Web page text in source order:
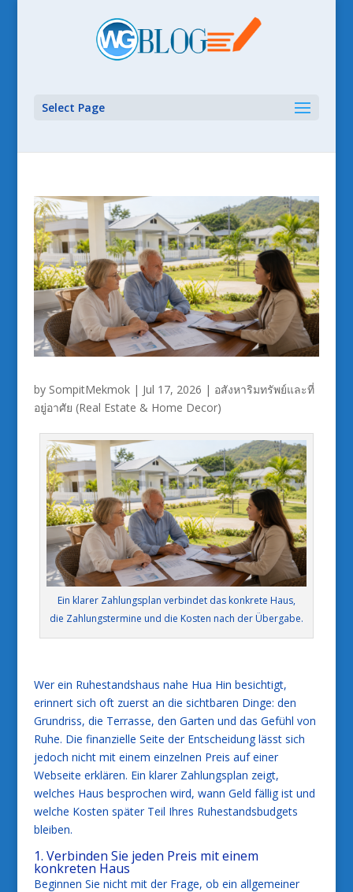
Select Page
by SompitMekmok| Jul 17, 2026 | อสังหาริมทรัพย์และที่
อยู่อาศัย (Real Estate & Home Decor)
Ein klarer Zahlungsplan verbindet das konkrete Haus,
die Zahlungstermine und die Kosten nach der Übergabe.
Wer ein Ruhestandshaus nahe Hua Hin besichtigt,
erinnert sich oft zuerst an die sichtbaren Dinge: den
Grundriss, die Terrasse, den Garten und das Gefühl von
Ruhe. Die finanzielle Seite der Entscheidung lässt sich
jedoch nicht mit einem einzelnen Preis auf einer
Webseite erklären. Ein klarer Zahlungsplan zeigt,
welches Haus besprochen wird, wann Geld fällig ist und
welche Kosten später Teil Ihres Ruhestandsbudgets
bleiben.
1. Verbinden Sie jeden Preis mit einem
konkreten Haus
Beginnen Sie nicht mit der Frage, ob ein allgemeiner